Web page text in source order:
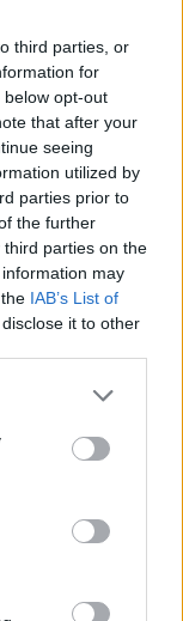
third parties, or
for
opt-out
that after your
seeing
utilized by
parties prior to
the further
parties on the
may
IAB’s List of
it to other
or more Google
You may click to
party tags to
in below Google
a
az idegen
de tolmács és
engem nem
rovásnak,